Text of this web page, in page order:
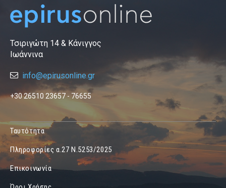
Τσιριγώτη 14 & Κάνιγγος
Ιωάννινα
info@epirusonline.gr
+30 26510 23657 - 76655
Ταυτότητα
Πληροφορίες α.27 Ν.5253/2025
Επικοινωνία